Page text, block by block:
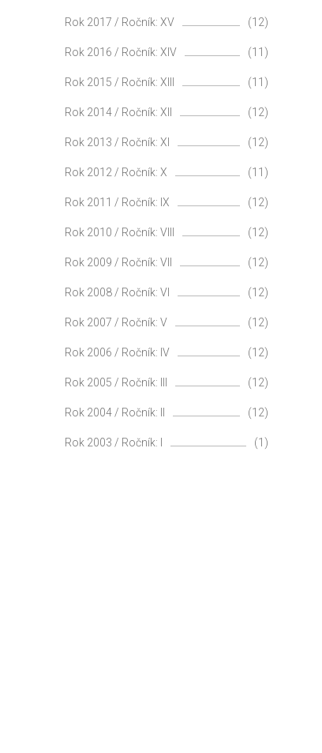
Rok 2017 / Ročník: XV (12)
Rok 2016 / Ročník: XIV (11)
Rok 2015 / Ročník: XIII (11)
Rok 2014 / Ročník: XII (12)
Rok 2013 / Ročník: XI (12)
Rok 2012 / Ročník: X (11)
Rok 2011 / Ročník: IX (12)
Rok 2010 / Ročník: VIII (12)
Rok 2009 / Ročník: VII (12)
Rok 2008 / Ročník: VI (12)
Rok 2007 / Ročník: V (12)
Rok 2006 / Ročník: IV (12)
Rok 2005 / Ročník: III (12)
Rok 2004 / Ročník: II (12)
Rok 2003 / Ročník: I (1)